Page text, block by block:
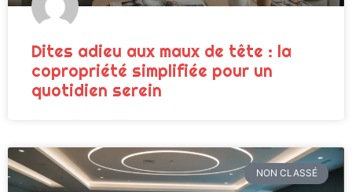
Dites adieu aux maux de tête : la
copropriété simplifiée pour un
quotidien serein
NON CLASSÉ